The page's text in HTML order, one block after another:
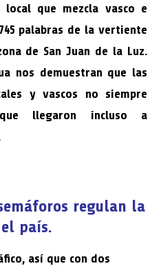
que mezcla vasco e
palabras de la vertiente
de San Juan de la Luz.
nos demuestran que las
y vascos no siempre
llegaron incluso a
regulan la
país.
así que con dos